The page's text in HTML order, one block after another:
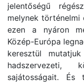
jelentőségű
melynek történelmi
ezen a nyáron
Közép-Európa
keresztül
hadszervezeti,
sajátosságait. És